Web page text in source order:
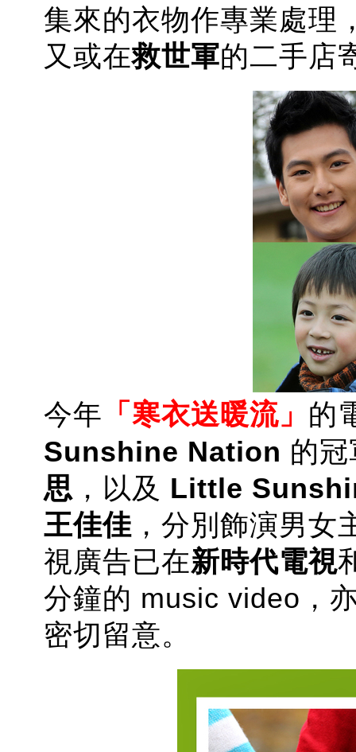
集來的衣物作專業處理
又或在救世軍的二手店
今年 「 寒衣送暖流」 的
Sunshine Nation 的
思 ，以及 Little
王佳佳 ，分別飾演男
視廣告已在新時代電視
分鐘的 music video，
密切留意。